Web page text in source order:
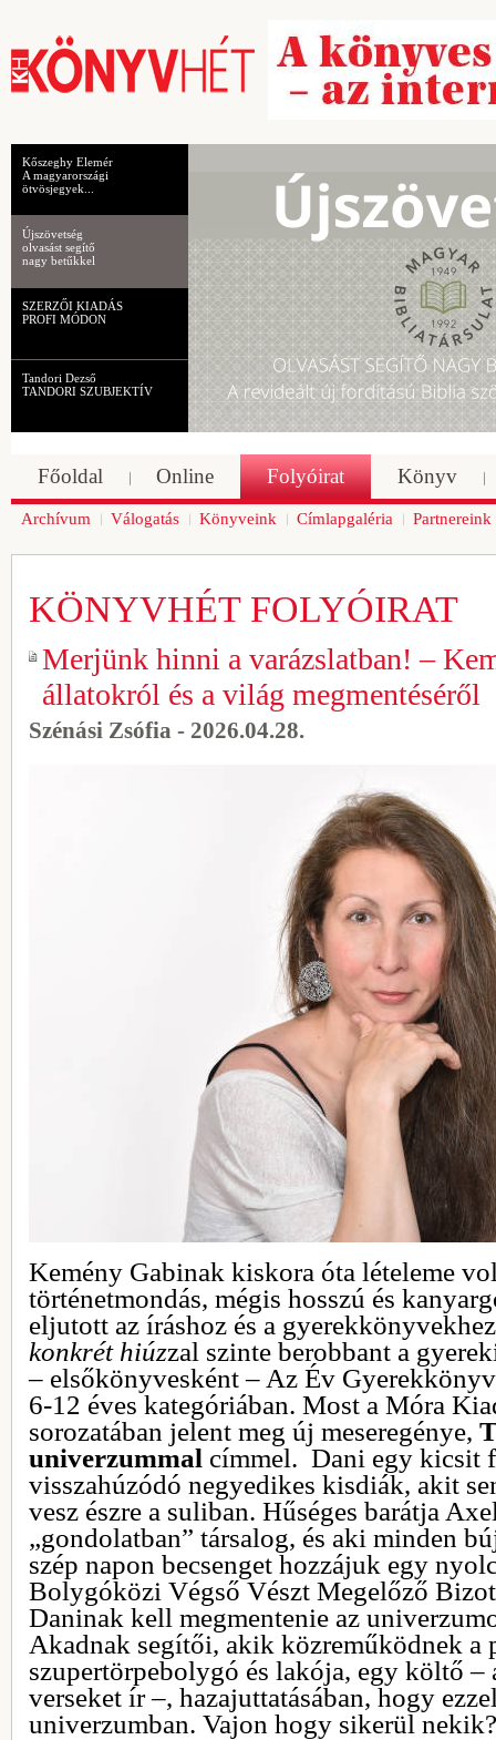
Kőszeghy Elemér
A magyarországi
ötvösjegyek...
Újszövetség
olvasást segítő
nagy betűkkel
SZERZŐI KIADÁS
PROFI MÓDON
Tandori Dezső
TANDORI SZUBJEKTÍV
Főoldal Online Folyóirat Könyv
Archívum Válogatás Könyveink Címlapgaléria Partnereink
KÖNYVHÉT FOLYÓIRAT
Merjünk hinni a varázslatban! –
állatokról és a világ megmentéséről
Szénási Zsófia - 2026.04.28.
Kemény Gabinak kiskora óta lételeme
történetmondás, mégis hosszú és
eljutott az íráshoz és a
konkrét hiúzzal szinte berobbant a
– elsőkönyvesként – Az Év
6-12 éves kategóriában. Most a Móra
sorozatában jelent meg új meseregénye,
univerzummal címmel. Dani egy kicsit
visszahúzódó negyedikes kisdiák, akit
vesz észre a suliban. Hűséges barátja
„gondolatban” társalog, és aki minden
szép napon becsenget hozzájuk egy
Bolygóközi Végső Vészt Megelőző
Daninak kell megmentenie az
Akadnak segítői, akik közreműködnek a
szupertörpebolygó és lakója, egy költő –
verseket ír –, hazajuttatásában, hogy
univerzumban. Vajon hogy sikerül nekik?